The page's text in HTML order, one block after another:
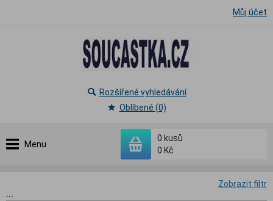
Můj účet
Menu
0 kusů
0 Kč
Rozšířené vyhledávání
Oblíbené (0)
Zobrazit filtr
...